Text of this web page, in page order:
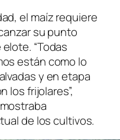
el maíz requiere
su punto
“Todas
están como lo
y en etapa
los frijolares”,
de los cultivos.